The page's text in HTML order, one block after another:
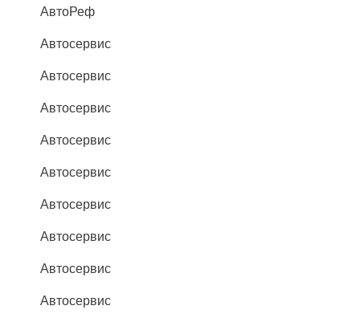
АвтоРеф
Автосервис
Автосервис
Автосервис
Автосервис
Автосервис
Автосервис
Автосервис
Автосервис
Автосервис